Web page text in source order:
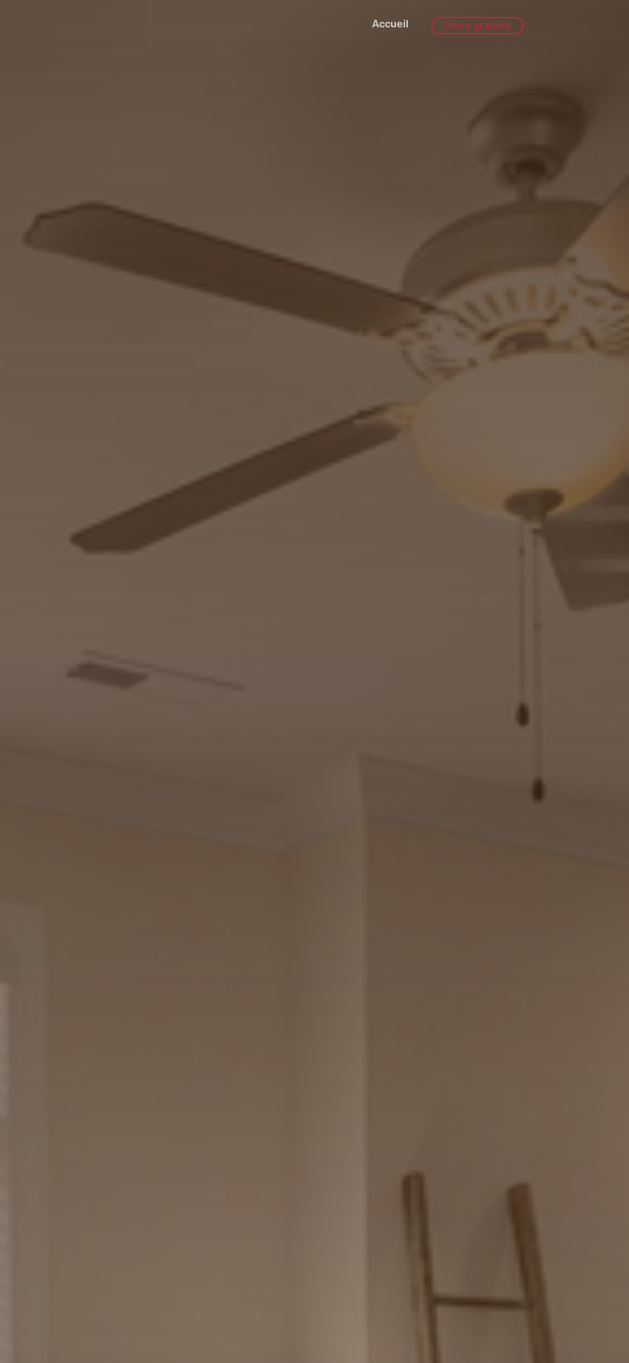
Accueil Devis gratuits